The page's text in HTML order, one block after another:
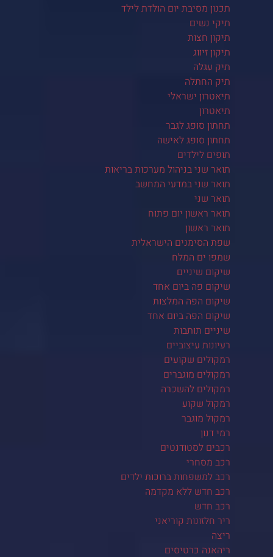
תכנון מסיבת יום הולדת לילד
תיקי נשים
תיקון חצות
תיקון זיווג
תיק עגלה
תיק החתלה
תיאטרון ישראלי
תיאטרון
תחתון סופג לגבר
תחתון סופג לאישה
תופים לילדים
תואר שני בניהול מערכות בריאות
תואר שני במדעי המחשב
תואר שני
תואר ראשון יום פתוח
תואר ראשון
שפת הסימנים הישראלית
שמפו ים המלח
שיקום שיניים
שיקום פה ביום אחד
שיקום הפה המלצות
שיקום הפה ביום אחד
שיניים תותבות
רעיונות עיצוביים
רמקולים שקועים
רמקולים מוגברים
רמקולים להשכרה
רמקול שקוע
רמקול מוגבר
רמי דנון
רכבים לסטודנטים
רכב מסחרי
רכב למשפחות ברוכות ילדים
רכב חדש ללא מקדמה
רכב חדש
ריר חלזונות קוריאני
ריצה
ריהאנה כרטיסים